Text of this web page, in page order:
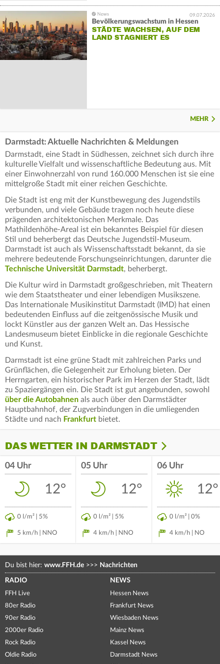
09.07.2026
Bevölkerungswachstum in Hessen
STÄDTE WACHSEN, AUF DEM
LAND STAGNIERT ES
MEHR
Darmstadt: Aktuelle Nachrichten & Meldungen
Darmstadt, eine Stadt in Südhessen, zeichnet sich durch ihre
kulturelle Vielfalt und wissenschaftliche Bedeutung aus. Mit
einer Einwohnerzahl von rund 160.000 Menschen ist sie eine
mittelgroße Stadt mit einer reichen Geschichte.
Die Stadt ist eng mit der Kunstbewegung des Jugendstils
verbunden, und viele Gebäude tragen noch heute diese
prägenden architektonischen Merkmale. Das
Mathildenhöhe-Areal ist ein bekanntes Beispiel für diesen
Stil und beherbergt das Deutsche Jugendstil-Museum.
Darmstadt ist auch als Wissenschaftsstadt bekannt, da sie
mehrere bedeutende Forschungseinrichtungen, darunter die
Technische Universität Darmstadt, beherbergt.
Die Kultur wird in Darmstadt großgeschrieben, mit Theatern
wie dem Staatstheater und einer lebendigen Musikszene.
Das Internationale Musikinstitut Darmstadt (IMD) hat einen
bedeutenden Einfluss auf die zeitgenössische Musik und
lockt Künstler aus der ganzen Welt an. Das Hessische
Landesmuseum bietet Einblicke in die regionale Geschichte
und Kunst.
Darmstadt ist eine grüne Stadt mit zahlreichen Parks und
Grünflächen, die Gelegenheit zur Erholung bieten. Der
Herrngarten, ein historischer Park im Herzen der Stadt, lädt
zu Spaziergängen ein. Die Stadt ist gut angebunden, sowohl
über die Autobahnen als auch über den Darmstädter
Hauptbahnhof, der Zugverbindungen in die umliegenden
Städte und nach Frankfurt bietet.
DAS WETTER IN DARMSTADT
04 Uhr
12°
0 l/m² | 5%
5 km/h | NNO
05 Uhr
12°
0 l/m² | 5%
4 km/h | NNO
06 Uhr
12°
0 l/m² | 0%
4 km/h | NO
Du bist hier: www.FFH.de >>> Nachrichten
RADIO
FFH Live
80er Radio
90er Radio
2000er Radio
Rock Radio
Oldie Radio
NEWS
Hessen News
Frankfurt News
Wiesbaden News
Mainz News
Kassel News
Darmstadt News